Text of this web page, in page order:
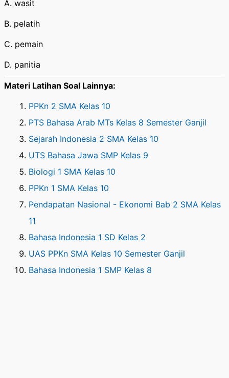
A. wasit
B. pelatih
C. pemain
D. panitia
Materi Latihan Soal Lainnya:
PPKn 2 SMA Kelas 10
PTS Bahasa Arab MTs Kelas 8 Semester Ganjil
Sejarah Indonesia 2 SMA Kelas 10
UTS Bahasa Jawa SMP Kelas 9
Biologi 1 SMA Kelas 10
PPKn 1 SMA Kelas 10
Pendapatan Nasional - Ekonomi Bab 2 SMA Kelas
11
Bahasa Indonesia 1 SD Kelas 2
UAS PPKn SMA Kelas 10 Semester Ganjil
Bahasa Indonesia 1 SMP Kelas 8